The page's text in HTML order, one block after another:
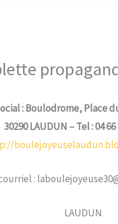
: Boulodrome, Place
30290 LAUDUN – Tel : 04 66
:
LAUDUN